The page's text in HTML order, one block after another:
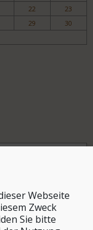
Webseite
Zweck
Sie bitte
22
23
29
30